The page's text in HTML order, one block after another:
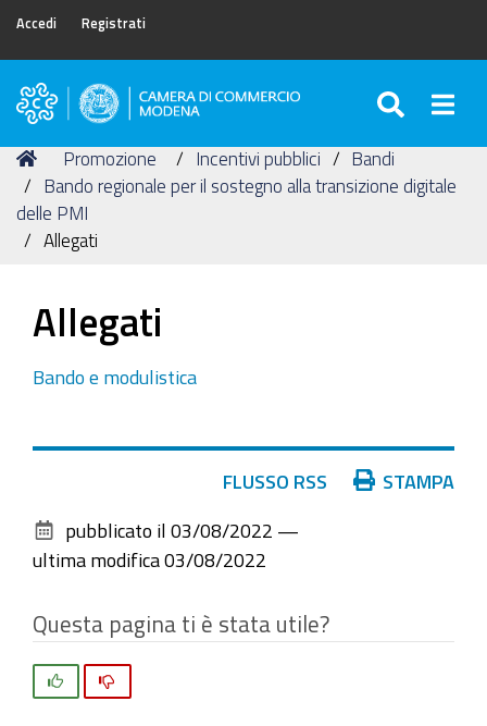
Accedi Registrati
Camera
Commercio
di
Modena
Tu
sei
qui:
Home
Promozione Incentivi pubblici
Bandi
Bando regionale per il sostegno alla transizione digitale
delle PMI
Allegati
Allegati
Bando e modulistica
documento
FLUSSO RSS STAMPA
pubblicato il 03/08/2022 —
ultima modifica 03/08/2022
Questa pagina ti è stata utile?